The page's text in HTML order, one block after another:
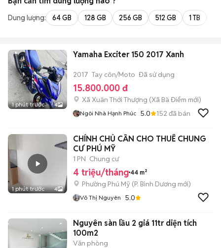
Dung lượng: 64 GB 128 GB 256 GB 512 GB 1 TB
1 phút trước 4
Yamaha Exciter 150 2017 Xanh
2017 Tay côn/Moto Đã sử dụng
15.800.000 đ
Xã Xuân Thới Thượng (Xã Bà Điểm mới)
Ngôi Nhà Hạnh Phúc 5.0 152 đã bán
1 phút trước 4
CHÍNH CHỦ CẦN CHO THUÊ CHUNG
CƯ PHÚ MỸ
1 PN Chung cư
4 triệu/tháng 44 m²
Phường Phú Mỹ (P. Bình Dương mới)
Võ Thị Nguyên 5.0
Nguyên sàn lầu 2 giá 11tr diện tích
100m2
Văn phòng